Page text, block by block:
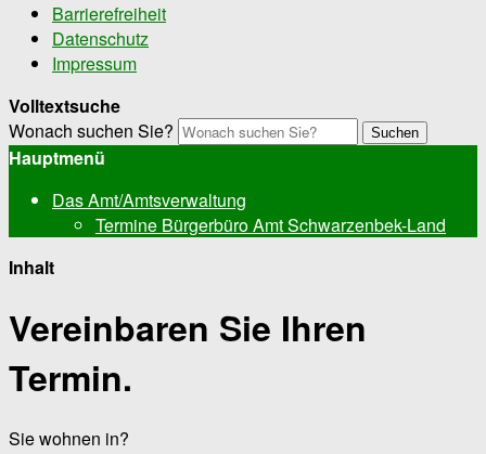
Barrierefreiheit
Datenschutz
Impressum
Volltextsuche
Wonach suchen Sie?
Suchen
Hauptmenü
Das Amt/Amtsverwaltung
Termine Bürgerbüro Amt Schwarzenbek-Land
Inhalt
Vereinbaren Sie Ihren
Termin.
Sie wohnen in?